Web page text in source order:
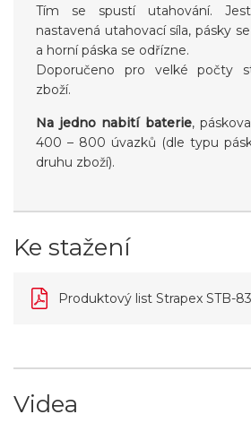
Tím se spustí utahování.
nastavená utahovací síla, pásky
a horní páska se odřízne.
Doporučeno pro velké počty
zboží.
Na jedno nabití baterie,
400 – 800 úvazků (dle typu
druhu zboží).
Ke stažení
Produktový list Strapex STB-83
Videa